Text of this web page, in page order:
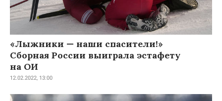
«Лыжники — наши спасители!»
Сборная России выиграла эстафету
на ОИ
12.02.2022, 13:00